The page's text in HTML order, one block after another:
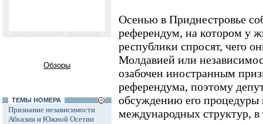
Обзоры
ТЕМЫ НОМЕРА
Признание независимости
Абхазии и Южной Осетии
Осенью в Приднестровье
референдум, на котором у
республики спросят, чего
Молдавией или
озабочен иностранным
референдума, поэтому
обсуждению его процедуры
международных структур,